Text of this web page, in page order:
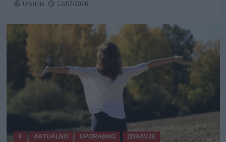
Urednik 12/07/2026
€ AKTUALNO UPORABNO ZDRAVJE